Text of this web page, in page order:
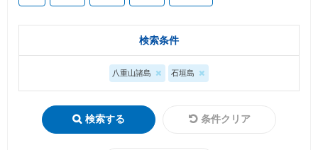
検索条件
八重山諸島 石垣島
検索する 条件クリア